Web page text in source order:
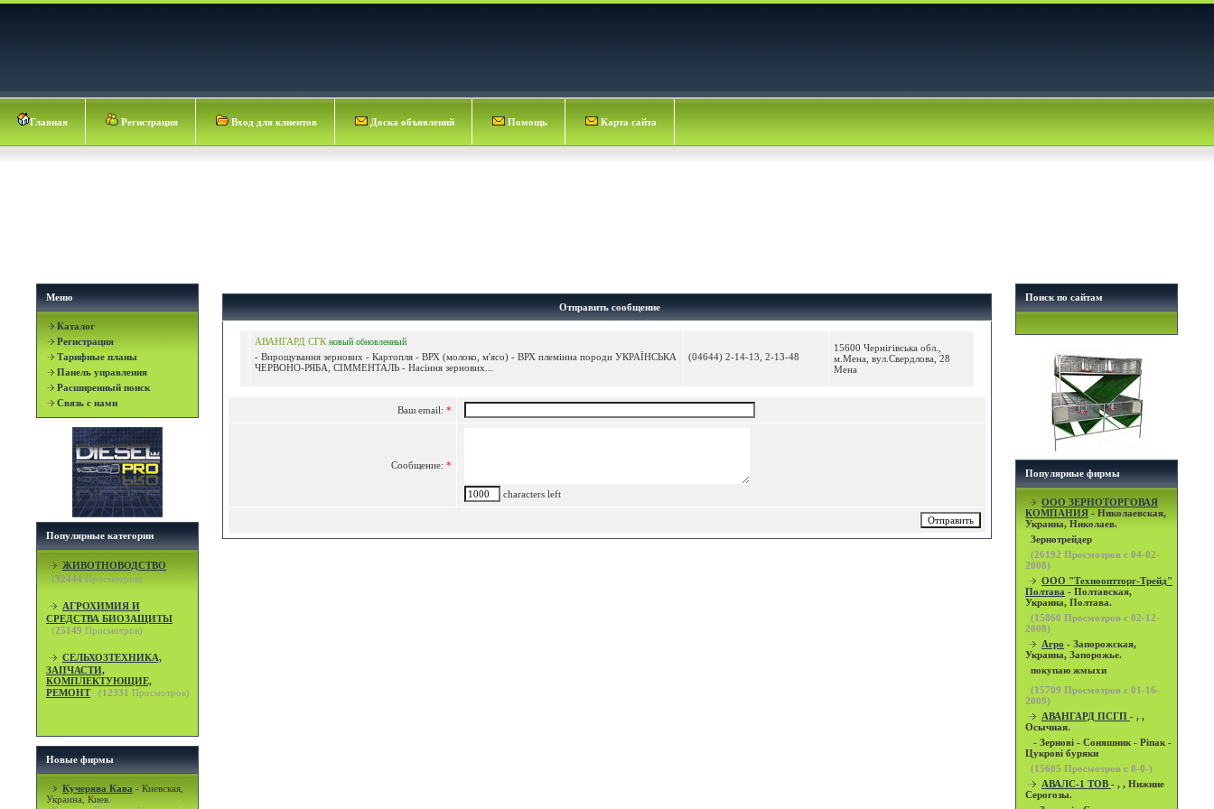
Главная Регистрация Вход для клиентов Доска объявлений Помощь Карта сайта
Меню
Каталог
Регистрация
Тарифные планы
Панель управления
Расширенный поиск
Связь с нами
Популярные категории
ЖИВОТНОВОДСТВО
(32444 Просмотров)
АГРОХИМИЯ И
СРЕДСТВА БИОЗАЩИТЫ
(25149 Просмотров)
СЕЛЬХОЗТЕХНИКА,
ЗАПЧАСТИ,
КОМПЛЕКТУЮЩИЕ,
РЕМОНТ
(12331 Просмотров)
Новые фирмы
Кучерява Кава - Киевская,
Украина, Киев.
Отправить сообщение
АВАНГАРД СГК новый обновленный
- Вирощування зернових - Картопля - ВРХ (молоко, м'ясо) - ВРХ племінна породи УКРАЇНСЬКА
ЧЕРВОНО-РЯБА, СІММЕНТАЛЬ - Насіння зернових...
(04644) 2-14-13, 2-13-48
15600 Чернігівська обл.,
м.Мена, вул.Свердлова, 28
Мена
Ваш email: *
Сообщение: *
characters left
Поиск по сайтам
Популярные фирмы
OOO ЗЕРНОТОРГОВАЯ
КОМПАНИЯ - Николаевская,
Украина, Николаев.
Зернотрейдер
(26192 Просмотров с 04-02-
2008)
ООО "Технооптторг-Трейд"
Полтава - Полтавская,
Украина, Полтава.
(15860 Просмотров с 02-12-
2008)
Агро - Запорожская,
Украина, Запорожье.
покупаю жмыхи
(15709 Просмотров с 01-16-
2009)
АВАНГАРД ПСГП - , ,
Осычная.
- Зернові - Соняшник - Ріпак -
Цукрові буряки
(15605 Просмотров с 0-0-)
АВАЛС-1 ТОВ - , , Нижние
Серогозы.